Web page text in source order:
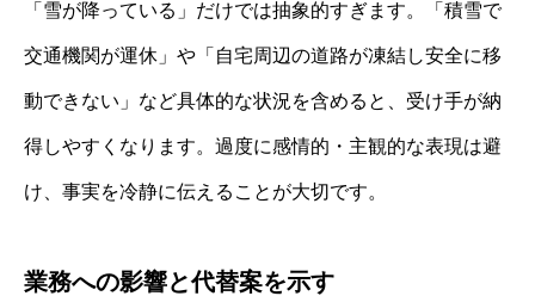
「雪が降っている」だけでは抽象的すぎます。「積雪で
交通機関が運休」や「自宅周辺の道路が凍結し安全に移
動できない」など具体的な状況を含めると、受け手が納
得しやすくなります。過度に感情的・主観的な表現は避
け、事実を冷静に伝えることが大切です。
業務への影響と代替案を示す